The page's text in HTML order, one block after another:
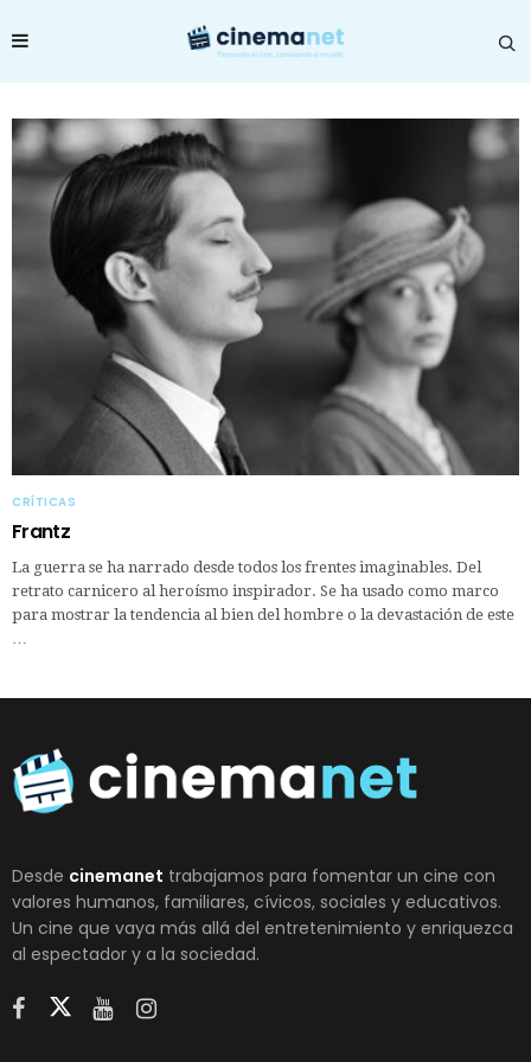
CRÍTICAS
Frantz
La guerra se ha narrado desde todos los frentes imaginables. Del
retrato carnicero al heroísmo inspirador. Se ha usado como marco
para mostrar la tendencia al bien del hombre o la devastación de este
Desde cinemanet trabajamos para fomentar un cine con
valores humanos, familiares, cívicos, sociales y educativos.
Un cine que vaya más allá del entretenimiento y enriquezca
al espectador y a la sociedad.